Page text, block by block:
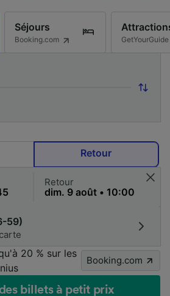
Séjours
Booking.com GetYourGuide
Retour
Retour
59)
20 % sur les
Booking.com
billets à petit prix